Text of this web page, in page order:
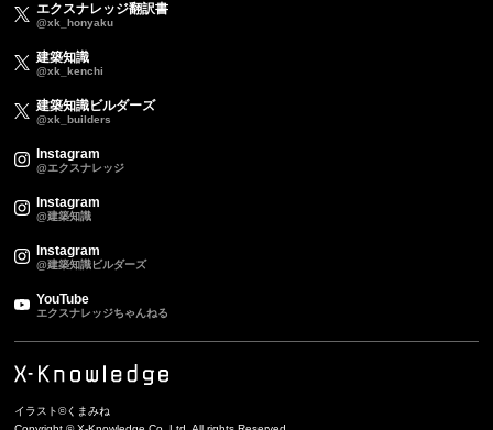
エクスナレッジ翻訳書
@xk_honyaku
建築知識
@xk_kenchi
建築知識ビルダーズ
@xk_builders
Instagram
@エクスナレッジ
Instagram
@建築知識
Instagram
@建築知識ビルダーズ
YouTube
エクスナレッジちゃんねる
イラスト©くまみね